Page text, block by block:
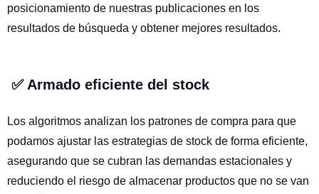
posicionamiento de nuestras publicaciones en los
resultados de búsqueda y obtener mejores resultados.
✅ Armado eficiente del stock
Los algoritmos analizan los patrones de compra para que
podamos ajustar las estrategias de stock de forma eficiente,
asegurando que se cubran las demandas estacionales y
reduciendo el riesgo de almacenar productos que no se van